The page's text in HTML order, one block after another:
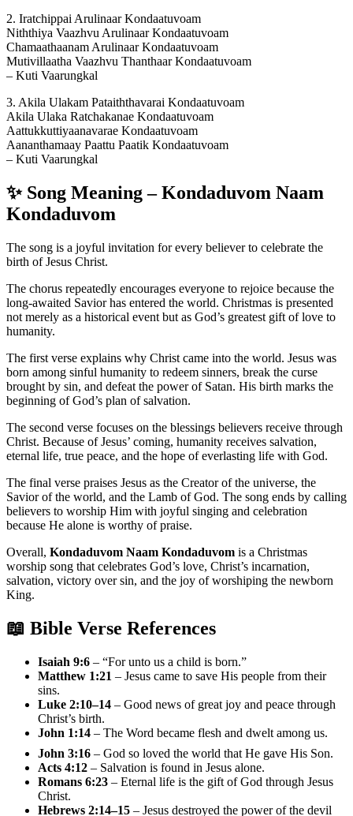
2. Iratchippai Arulinaar Kondaatuvoam
Niththiya Vaazhvu Arulinaar Kondaatuvoam
Chamaathaanam Arulinaar Kondaatuvoam
Mutivillaatha Vaazhvu Thanthaar Kondaatuvoam
– Kuti Vaarungkal
3. Akila Ulakam Pataiththavarai Kondaatuvoam
Akila Ulaka Ratchakanae Kondaatuvoam
Aattukkuttiyaanavarae Kondaatuvoam
Aananthamaay Paattu Paatik Kondaatuvoam
– Kuti Vaarungkal
✨ Song Meaning – Kondaduvom Naam
Kondaduvom
The song is a joyful invitation for every believer to celebrate the
birth of Jesus Christ.
The chorus repeatedly encourages everyone to rejoice because the
long-awaited Savior has entered the world. Christmas is presented
not merely as a historical event but as God’s greatest gift of love to
humanity.
The first verse explains why Christ came into the world. Jesus was
born among sinful humanity to redeem sinners, break the curse
brought by sin, and defeat the power of Satan. His birth marks the
beginning of God’s plan of salvation.
The second verse focuses on the blessings believers receive through
Christ. Because of Jesus’ coming, humanity receives salvation,
eternal life, true peace, and the hope of everlasting life with God.
The final verse praises Jesus as the Creator of the universe, the
Savior of the world, and the Lamb of God. The song ends by calling
believers to worship Him with joyful singing and celebration
because He alone is worthy of praise.
Overall, Kondaduvom Naam Kondaduvom is a Christmas
worship song that celebrates God’s love, Christ’s incarnation,
salvation, victory over sin, and the joy of worshiping the newborn
King.
📖 Bible Verse References
Isaiah 9:6 – “For unto us a child is born.”
Matthew 1:21 – Jesus came to save His people from their
sins.
Luke 2:10–14 – Good news of great joy and peace through
Christ’s birth.
John 1:14 – The Word became flesh and dwelt among us.
John 3:16 – God so loved the world that He gave His Son.
Acts 4:12 – Salvation is found in Jesus alone.
Romans 6:23 – Eternal life is the gift of God through Jesus
Christ.
Hebrews 2:14–15 – Jesus destroyed the power of the devil